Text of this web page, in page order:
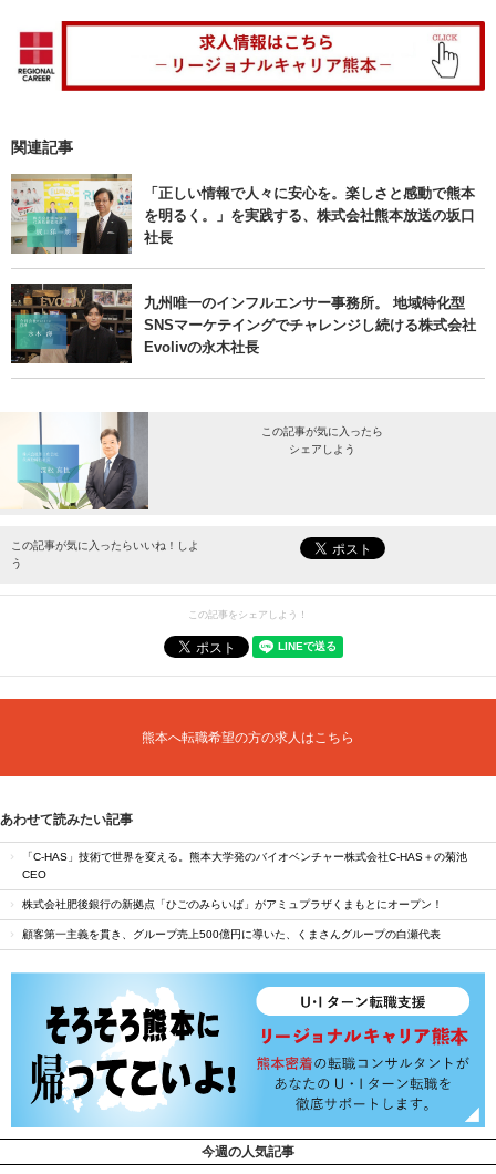
関連記事
「正しい情報で人々に安心を。楽しさと感動で熊本
を明るく。」を実践する、株式会社熊本放送の坂口
社長
九州唯一のインフルエンサー事務所。 地域特化型
SNSマーケテイングでチャレンジし続ける株式会社
Evolivの永木社長
この記事が気に入ったら
シェアしよう
最新情報をお届けします。
この記事が気に入ったらいいね！しよ
う
この記事をシェアしよう！
熊本へ転職希望の方の求人はこちら
あわせて読みたい記事
「C-HAS」技術で世界を変える。熊本大学発のバイオベンチャー株式会社C-HAS＋の菊池
CEO
株式会社肥後銀行の新拠点「ひごのみらいば」がアミュプラザくまもとにオープン！
顧客第一主義を貫き、グループ売上500億円に導いた、くまさんグループの白瀬代表
今週の人気記事